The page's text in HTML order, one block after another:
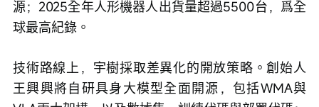
源；2025全年人形機器人出貨量超過5500台，爲全
球最高紀錄。
技術路線上，宇樹採取差異化的開放策略。創始人
王興興將自研具身大模型全面開源，包括WMA與